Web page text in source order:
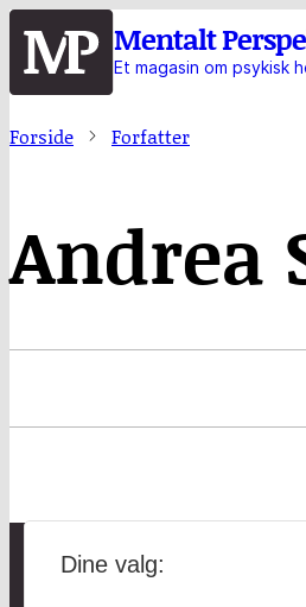
Hopp
til
hovedinnhold
Mentalt
Et magasin om psykisk
Forside Forfatter
Andrea
Dine valg: